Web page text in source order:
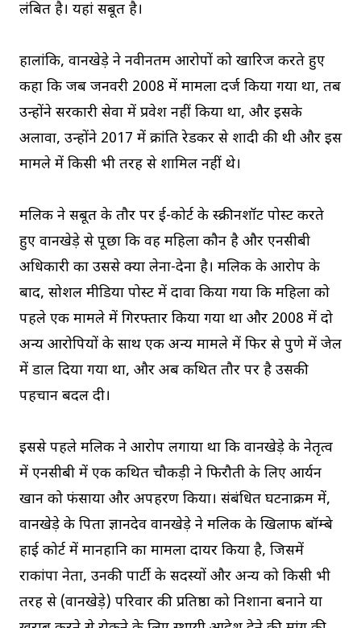
लंबित है। यहां सबूत है।
हालांकि, वानखेड़े ने नवीनतम आरोपों को खारिज करते हुए
कहा कि जब जनवरी 2008 में मामला दर्ज किया गया था, तब
उन्होंने सरकारी सेवा में प्रवेश नहीं किया था, और इसके
अलावा, उन्होंने 2017 में क्रांति रेडकर से शादी की थी और इस
मामले में किसी भी तरह से शामिल नहीं थे।
मलिक ने सबूत के तौर पर ई-कोर्ट के स्क्रीनशॉट पोस्ट करते
हुए वानखेड़े से पूछा कि वह महिला कौन है और एनसीबी
अधिकारी का उससे क्या लेना-देना है। मलिक के आरोप के
बाद, सोशल मीडिया पोस्ट में दावा किया गया कि महिला को
पहले एक मामले में गिरफ्तार किया गया था और 2008 में दो
अन्य आरोपियों के साथ एक अन्य मामले में फिर से पुणे में जेल
में डाल दिया गया था, और अब कथित तौर पर है उसकी
पहचान बदल दी।
इससे पहले मलिक ने आरोप लगाया था कि वानखेड़े के नेतृत्व
में एनसीबी में एक कथित चौकड़ी ने फिरौती के लिए आर्यन
खान को फंसाया और अपहरण किया। संबंधित घटनाक्रम में,
वानखेड़े के पिता ज्ञानदेव वानखेड़े ने मलिक के खिलाफ बॉम्बे
हाई कोर्ट में मानहानि का मामला दायर किया है, जिसमें
राकांपा नेता, उनकी पार्टी के सदस्यों और अन्य को किसी भी
तरह से (वानखेड़े) परिवार की प्रतिष्ठा को निशाना बनाने या